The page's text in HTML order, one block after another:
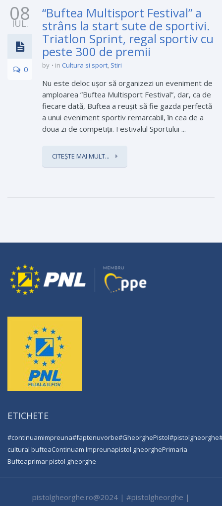
08
IUL.
0
“Buftea Multisport Festival” a
strâns la start sute de sportivi.
Triatlon Sprint, regal sportiv cu
peste 300 de premii
by in Cultura si sport, Stiri
Nu este deloc ușor să organizezi un eveniment de
amploarea ”Buftea Multisport Festival”, dar, ca de
fiecare dată, Buftea a reușit să fie gazda perfectă
a unui eveniment sportiv remarcabil, în cea de a
doua zi de competiții. Festivalul Sportului ...
CITEȘTE MAI MULT...
ETICHETE
#continuamimpreuna#faptenuvorbe#GheorghePistol#pistolgheorghe
cultural bufteaContinuam Impreunapistol gheorghePrimaria
Bufteaprimar pistol gheorghe
pistolgheorghe.ro@2024 | #pistolgheorghe |